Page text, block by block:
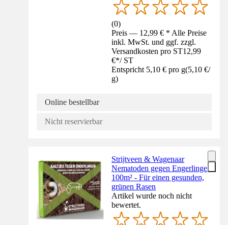
(0)
Preis — 12,99 € * Alle Preise
inkl. MwSt. und ggf. zzgl.
Versandkosten pro ST12,99
€*/ ST
Entspricht 5,10 € pro g(5,10 €/
g)
Online bestellbar
Nicht reservierbar
Strijtveen & Wagenaar
Nematoden gegen Engerlinge
100m² - Für einen gesunden,
grünen Rasen
Artikel wurde noch nicht
bewertet.